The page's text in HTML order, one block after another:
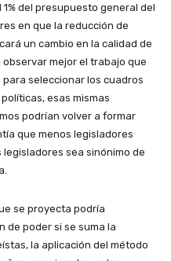
del presupuesto general del
en que la reducción de
un cambio en la calidad de
mejor el trabajo que
para seleccionar los cuadros
esas mismas
podrían volver a formar
que menos legisladores
legisladores sea sinónimo de
se proyecta podría
de poder si se suma la
la aplicación del método